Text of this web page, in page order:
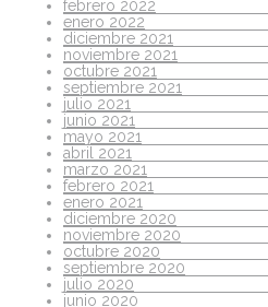
febrero 2022
enero 2022
diciembre 2021
noviembre 2021
octubre 2021
septiembre 2021
julio 2021
junio 2021
mayo 2021
abril 2021
marzo 2021
febrero 2021
enero 2021
diciembre 2020
noviembre 2020
octubre 2020
septiembre 2020
julio 2020
junio 2020